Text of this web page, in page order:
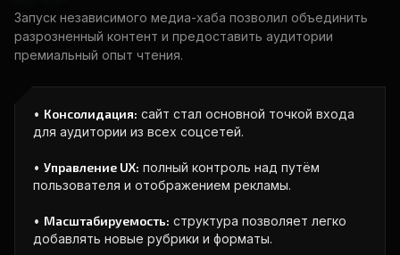
Запуск независимого медиа-хаба позволил объединить
разрозненный контент и предоставить аудитории
премиальный опыт чтения.
• Консолидация: сайт стал основной точкой входа
для аудитории из всех соцсетей.
• Управление UX: полный контроль над путём
пользователя и отображением рекламы.
• Масштабируемость: структура позволяет легко
добавлять новые рубрики и форматы.